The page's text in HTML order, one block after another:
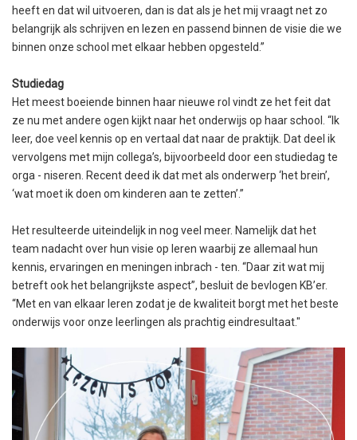
heeft en dat wil uitvoeren, dan is dat als je het mij vraagt net zo
belangrijk als schrijven en lezen en passend binnen de visie die we
binnen onze school met elkaar hebben opgesteld.”
Studiedag
Het meest boeiende binnen haar nieuwe rol vindt ze het feit dat
ze nu met andere ogen kijkt naar het onderwijs op haar school. “Ik
leer, doe veel kennis op en vertaal dat naar de praktijk. Dat deel ik
vervolgens met mijn collega’s, bijvoorbeeld door een studiedag te
orga - niseren. Recent deed ik dat met als onderwerp ‘het brein’,
‘wat moet ik doen om kinderen aan te zetten’.”
Het resulteerde uiteindelijk in nog veel meer. Namelijk dat het
team nadacht over hun visie op leren waarbij ze allemaal hun
kennis, ervaringen en meningen inbrach - ten. “Daar zit wat mij
betreft ook het belangrijkste aspect”, besluit de bevlogen KB’er.
“Met en van elkaar leren zodat je de kwaliteit borgt met het beste
onderwijs voor onze leerlingen als prachtig eindresultaat."